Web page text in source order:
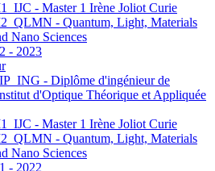
- Master 1 Irène Joliot Curie
- Quantum, Light, Materials
Nano Sciences
- 2023
- Diplôme d'ingénieur de
d'Optique Théorique et Appliquée
- Master 1 Irène Joliot Curie
- Quantum, Light, Materials
Nano Sciences
- 2022